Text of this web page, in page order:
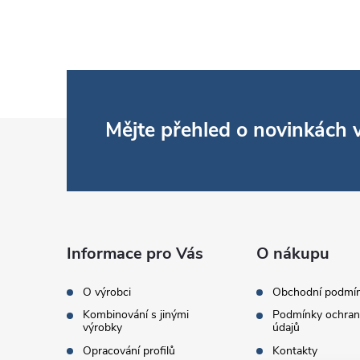
Mějte přehled o novinkách
Informace pro Vás
O výrobci
Kombinování s jinými
výrobky
Opracování profilů
O nákupu
Obchodní
Podmínky
údajů
Kontakty